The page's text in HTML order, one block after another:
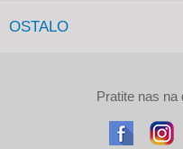
OSTALO
Pratite nas